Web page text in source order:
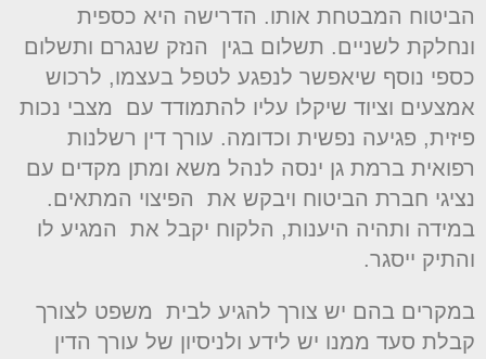
המבטחת אותו. הדרישה היא כספית
לשניים. תשלום בגין הנזק שנגרם ותשלום
נוסף שיאפשר לנפגע לטפל בעצמו, לרכוש
וציוד שיקלו עליו להתמודד עם מצבי נכות
פגיעה נפשית וכדומה. עורך דין רשלנות
ברמת גן ינסה לנהל משא ומתן מקדים עם
חברת הביטוח ויבקש את הפיצוי המתאים.
ותהיה היענות, הלקוח יקבל את המגיע לו
ייסגר.
בהם יש צורך להגיע לבית משפט לצורך
סעד ממנו יש לידע ולניסיון של עורך הדין